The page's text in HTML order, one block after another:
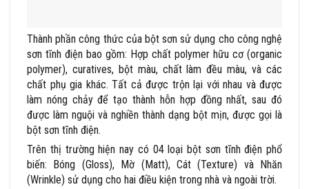
Thành phần công thức của bột sơn sử dụng cho công nghệ
sơn tĩnh điện bao gồm: Hợp chất polymer hữu cơ (organic
polymer), curatives, bột màu, chất làm đều màu, và các
chất phụ gia khác. Tất cả được trộn lại với nhau và được
làm nóng chảy để tạo thành hỗn hợp đồng nhất, sau đó
được làm nguội và nghiền thành dạng bột mịn, được gọi là
bột sơn tĩnh điện.
Trên thị trường hiện nay có 04 loại bột sơn tĩnh điện phổ
biến: Bóng (Gloss), Mờ (Matt), Cát (Texture) và Nhăn
(Wrinkle) sử dụng cho hai điều kiện trong nhà và ngoài trời.